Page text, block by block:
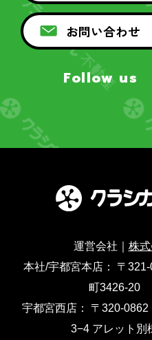
お問い合わせ
Follow us
運営会社｜ 株
本社/宇都宮本店
〒
町3426-20
宇都宮西店
〒320-
3−4 アレット別